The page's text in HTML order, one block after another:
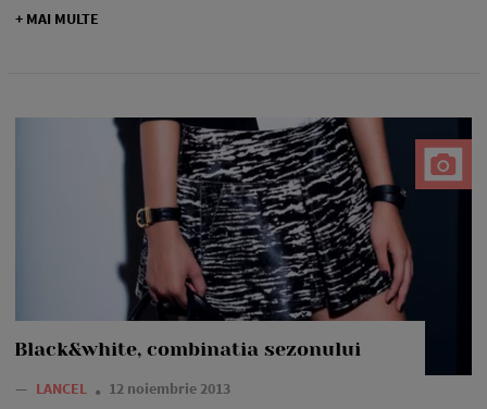
+ MAI MULTE
Black&white, combinatia sezonului
— LANCEL 12 noiembrie 2013